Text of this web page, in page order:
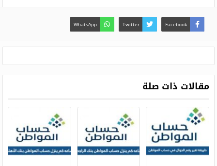
Facebook
Twitter
WhatsApp
مقالات ذات صلة